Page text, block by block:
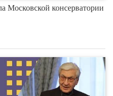
Московской консерватории